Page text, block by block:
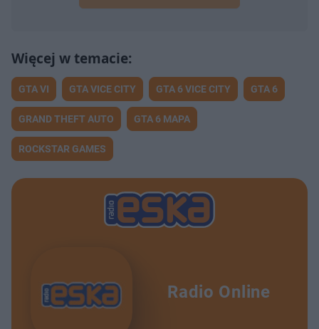
GTA VI GTA VICE CITY GTA 6 VICE CITY GTA 6
GRAND THEFT AUTO GTA 6 MAPA
ROCKSTAR GAMES
Radio Online